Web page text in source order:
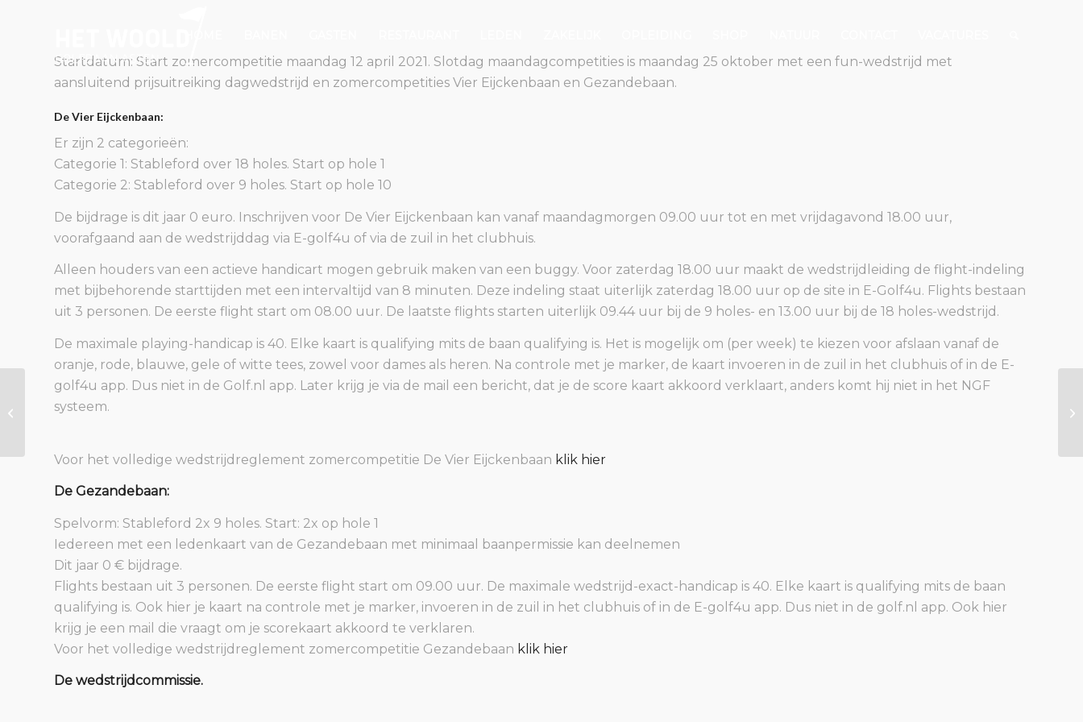
Startdatum: Start zomercompetitie maandag 12 april 2021. Slotdag maandagcompetities is maandag 25 oktober met een fun-wedstrijd met
aansluitend prijsuitreiking dagwedstrijd en zomercompetities Vier Eijckenbaan en Gezandebaan.
De Vier Eijckenbaan:
Er zijn 2 categorieën:
Categorie 1: Stableford over 18 holes. Start op hole 1
Categorie 2: Stableford over 9 holes. Start op hole 10
De bijdrage is dit jaar 0 euro. Inschrijven voor De Vier Eijckenbaan kan vanaf maandagmorgen 09.00 uur tot en met vrijdagavond 18.00 uur,
voorafgaand aan de wedstrijddag via E-golf4u of via de zuil in het clubhuis.
Alleen houders van een actieve handicart mogen gebruik maken van een buggy. Voor zaterdag 18.00 uur maakt de wedstrijdleiding de flight-indeling
met bijbehorende starttijden met een intervaltijd van 8 minuten. Deze indeling staat uiterlijk zaterdag 18.00 uur op de site in E-Golf4u. Flights bestaan
uit 3 personen. De eerste flight start om 08.00 uur. De laatste flights starten uiterlijk 09.44 uur bij de 9 holes- en 13.00 uur bij de 18 holes-wedstrijd.
De maximale playing-handicap is 40. Elke kaart is qualifying mits de baan qualifying is. Het is mogelijk om (per week) te kiezen voor afslaan vanaf de
oranje, rode, blauwe, gele of witte tees, zowel voor dames als heren. Na controle met je marker, de kaart invoeren in de zuil in het clubhuis of in de E-
golf4u app. Dus niet in de Golf.nl app. Later krijg je via de mail een bericht, dat je de score kaart akkoord verklaart, anders komt hij niet in het NGF
systeem.
Voor het volledige wedstrijdreglement zomercompetitie De Vier Eijckenbaan klik hier
De Gezandebaan:
Spelvorm: Stableford 2x 9 holes. Start: 2x op hole 1
Iedereen met een ledenkaart van de Gezandebaan met minimaal baanpermissie kan deelnemen
Dit jaar 0 € bijdrage.
Flights bestaan uit 3 personen. De eerste flight start om 09.00 uur. De maximale wedstrijd-exact-handicap is 40. Elke kaart is qualifying mits de baan
qualifying is. Ook hier je kaart na controle met je marker, invoeren in de zuil in het clubhuis of in de E-golf4u app. Dus niet in de golf.nl app. Ook hier
krijg je een mail die vraagt om je scorekaart akkoord te verklaren.
Voor het volledige wedstrijdreglement zomercompetitie Gezandebaan klik hier
De wedstrijdcommissie.
Clubkampioenschap Matchplay